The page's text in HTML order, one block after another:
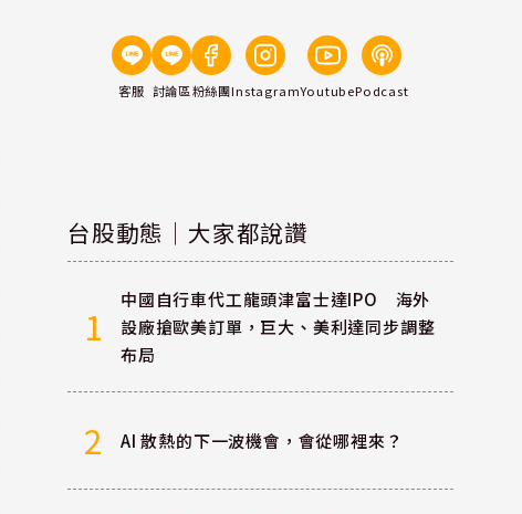
客服 討論區粉絲團InstagramYoutubePodcast
台股動態｜大家都說讚
1
中國自行車代工龍頭津富士達IPO 海外
設廠搶歐美訂單，巨大、美利達同步調整
布局
2 AI 散熱的下一波機會，會從哪裡來？